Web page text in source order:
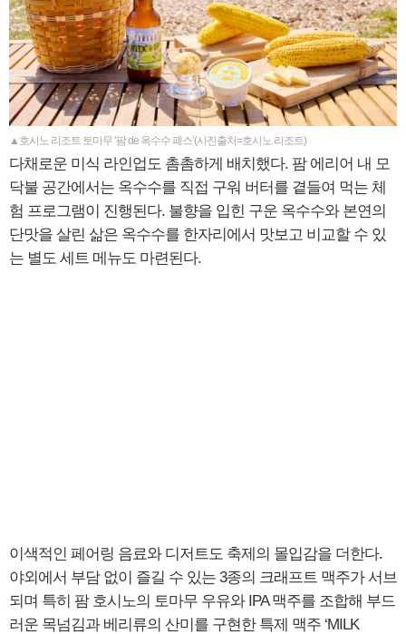
▲호시노 리조트 토마무 ‘팜 de 옥수수 페스’(사진출처=호시노 리조트)
다채로운 미식 라인업도 촘촘하게 배치했다. 팜 에리어 내 모
닥불 공간에서는 옥수수를 직접 구워 버터를 곁들여 먹는 체
험 프로그램이 진행된다. 불향을 입힌 구운 옥수수와 본연의
단맛을 살린 삶은 옥수수를 한자리에서 맛보고 비교할 수 있
는 별도 세트 메뉴도 마련된다.
이색적인 페어링 음료와 디저트도 축제의 몰입감을 더한다.
야외에서 부담 없이 즐길 수 있는 3종의 크래프트 맥주가 서브
되며 특히 팜 호시노의 토마무 우유와 IPA 맥주를 조합해 부드
러운 목넘김과 베리류의 산미를 구현한 특제 맥주 ‘MILK